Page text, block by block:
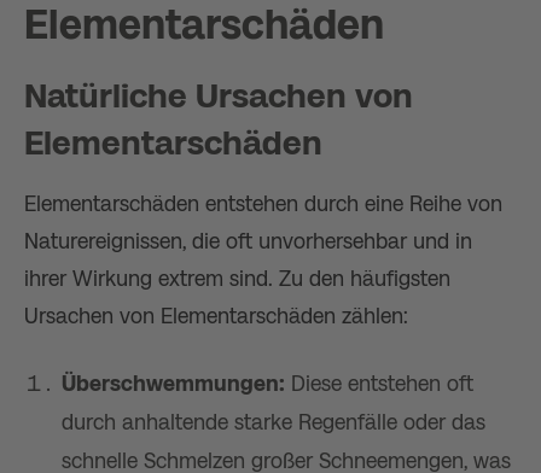
Elementarschäden
Natürliche Ursachen von
Elementarschäden
Elementarschäden entstehen durch eine Reihe von
Naturereignissen, die oft unvorhersehbar und in
ihrer Wirkung extrem sind. Zu den häufigsten
Ursachen von Elementarschäden zählen:
Überschwemmungen: Diese entstehen oft
durch anhaltende starke Regenfälle oder das
schnelle Schmelzen großer Schneemengen, was